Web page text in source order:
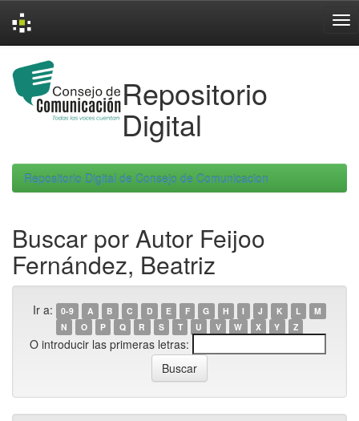
navigation
Repositorio
Digital
Repositorio Digital de Consejo de Comunicacion
Buscar por Autor Feijoo
Fernández, Beatriz
Ir a: 0-9 A B C D E F G H I J K L
M
N
O P Q R S T U V W X Y Z
O introducir las primeras letras: